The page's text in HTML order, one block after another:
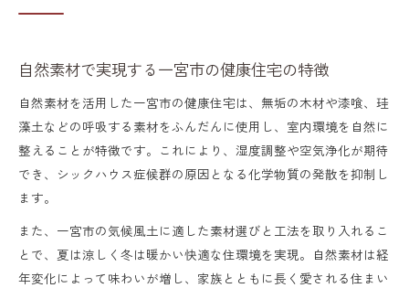
自然素材で実現する一宮市の健康住宅の特徴
自然素材を活用した一宮市の健康住宅は、無垢の木材や漆喰、珪
藻土などの呼吸する素材をふんだんに使用し、室内環境を自然に
整えることが特徴です。これにより、湿度調整や空気浄化が期待
でき、シックハウス症候群の原因となる化学物質の発散を抑制し
ます。
また、一宮市の気候風土に適した素材選びと工法を取り入れるこ
とで、夏は涼しく冬は暖かい快適な住環境を実現。自然素材は経
年変化によって味わいが増し、家族とともに長く愛される住まい